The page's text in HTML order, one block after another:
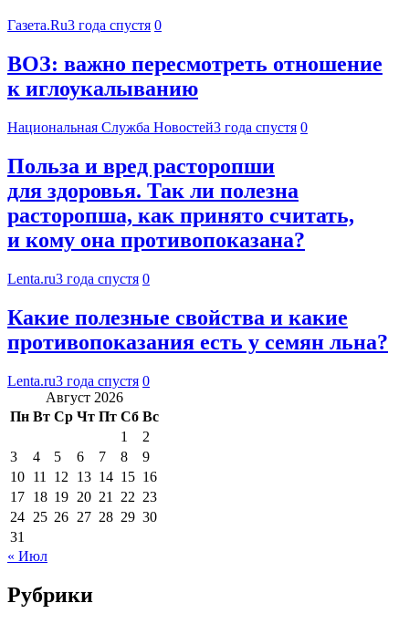
Газета.Ru3 года спустя 0
ВОЗ: важно пересмотреть отношение
к иглоукалыванию
Национальная Служба Новостей3 года спустя 0
Польза и вред расторопши
для здоровья. Так ли полезна
расторопша, как принято считать,
и кому она противопоказана?
Lenta.ru3 года спустя 0
Какие полезные свойства и какие
противопоказания есть у семян льна?
Lenta.ru3 года спустя 0
Август 2026
Пн Вт Ср Чт Пт Сб Вс
1
2
3
4 5 6 7 8
9
10 11 12 13 14 15 16
17 18 19 20 21 22 23
24 25 26 27 28 29 30
31
« Июл
Рубрики